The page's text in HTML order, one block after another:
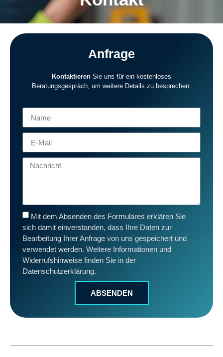
Anfrage
Kontaktieren Sie uns für ein kostenloses
Beratungsgespräch, um weitere Details zu besprechen.
Mit dem Absenden des Formulares erklären Sie
sich damit einverstanden, dass Ihre Daten zur
Bearbeitung Ihrer Anfrage von uns gespeichert und
verwendet werden. Weitere Informationen und
Widerrufshinweise finden Sie in der
Datenschutzerklärung.
ABSENDEN